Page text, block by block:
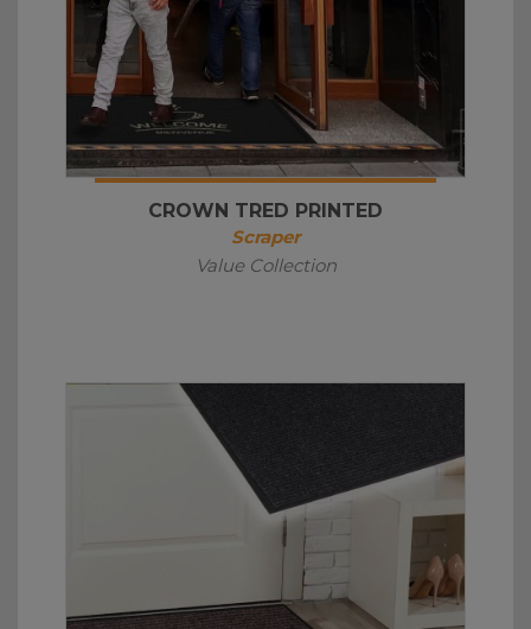
CROWN TRED PRINTED
Scraper
Value Collection